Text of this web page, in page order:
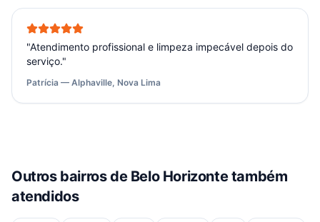
"Atendimento profissional e limpeza impecável depois do
serviço."
Patrícia — Alphaville, Nova Lima
Outros bairros de Belo Horizontetambém
atendidos